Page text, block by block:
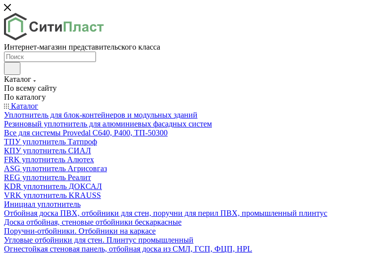
Интернет-магазин представительского класса
Каталог
По всему сайту
По каталогу
Каталог
Уплотнитель для блок-контейнеров и модульных зданий
Резиновый уплотнитель для алюминиевых фасадных систем
Все для системы Provedal С640, Р400, ТП-50300
ТПУ уплотнитель Татпроф
КПУ уплотнитель СИАЛ
FRK уплотнитель Алютех
ASG уплотнитель Агрисовгаз
REG уплотнитель Реалит
KDR уплотнитель ДОКСАЛ
VRK уплотнитель KRAUSS
Инициал уплотнитель
Отбойная доска ПВХ, отбойники для стен, поручни для перил ПВХ, промышленный плинтус
Доска отбойная, стеновые отбойники бескаркасные
Поручни-отбойники. Отбойники на каркасе
Угловые отбойники для стен. Плинтус промышленный
Огнестойкая стеновая панель, отбойная доска из СМЛ, ГСП, ФЦП, HPL